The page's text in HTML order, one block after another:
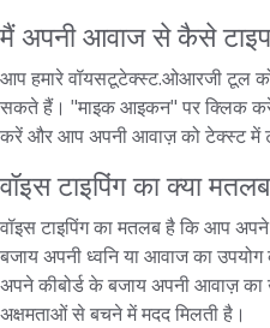
मैं अपनी आवाज से कैसे
आप हमारे वॉयसटूटेक्स्ट.ओआरजी टूल
सकते हैं। "माइक आइकन" पर क्लिक
करें और आप अपनी आवाज़ को टेक्स्ट में
वॉइस टाइपिंग का क्या
वॉइस टाइपिंग का मतलब है कि आप
बजाय अपनी ध्वनि या आवाज का
अपने कीबोर्ड के बजाय अपनी आवाज़
अक्षमताओं से बचने में मदद मिलती है।